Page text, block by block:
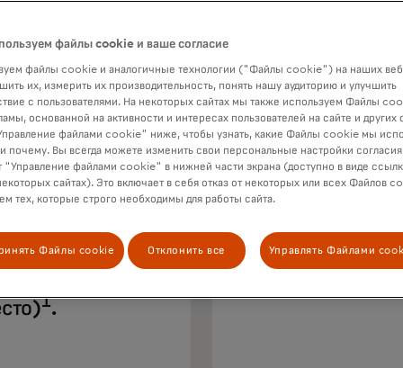
способ
—
операции
лицами
1.
файлы cookie и ваше согласие
файлы cookie и аналогичные технологии ("Файлы cookie") на наших
их, измерить их производительность, понять нашу аудиторию и улучшить
с пользователями. На некоторых сайтах мы также используем Файлы
основанной на активности и интересах пользователей на сайте и других
файлами cookie" ниже, чтобы узнать, какие Файлы cookie мы
почему. Вы всегда можете изменить свои персональные настройки
"Управление файлами cookie" в нижней части экрана (доступно в виде
сайтах). Это включает в себя отказ от некоторых или всех Файлов
тех, которые строго необходимы для работы сайта.
Файлы cookie Отклонить все Управлять Файлами